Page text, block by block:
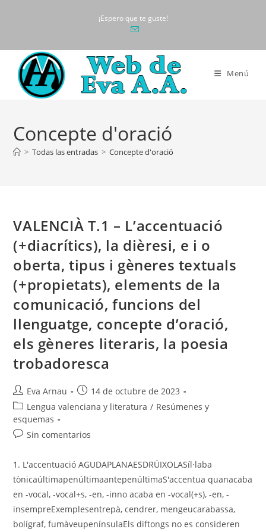
¡Espero que te guste!
Menú
Concepte d'oració
> Todas las entradas > Concepte d'oració
VALENCIÀ T.1 – L’accentuació
(+diacrítics), la dièresi, e i o
oberta, tipus i gèneres textuals
(+propietats), elements de la
comunicació, funcions del
llenguatge, concepte d’oració,
els gèneres literaris, la poesia
trobadoresca
Autor
de
la
entrada:
Eva Arnau
Publicación
de
14 de octubre de 2023
Categoría
de
la
Lengua valenciana y literatura / Resúmenes y
esquemas
Comentarios
la
entrada:
Sin comentarios
1. L'accentuació AGUDAPLANAESDRÚIXOLASíl·laba
tònicaúltimapenúltimaantepenúltimaS'accentua quanacaba
en -vocal, -vocal+s, -en, -inno acaba en -vocal(+s), -en, -
insempreExemplesentrepà, cendrer, mengeucarabassa,
bolígraf, fumàveupenínsulaEls diftongs no es consideren